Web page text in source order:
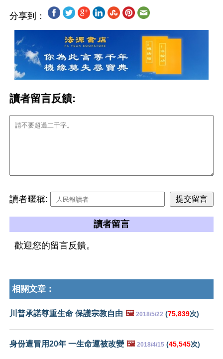
分享到：
讀者留言反饋:
讀者暱稱:
讀者留言
歡迎您的留言反饋。
相關文章：
川普承諾尊重生命 保護宗教自由 🖼️ 2018/5/22 (75,839次)
身份遭冒用20年 一生命運被改變 🖼️ 2018/4/15 (45,545次)